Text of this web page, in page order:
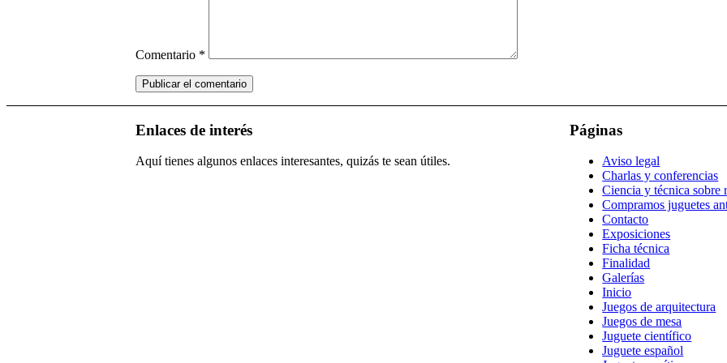
Comentario *
Enlaces de interés
Aquí tienes algunos enlaces interesantes, quizás te sean útiles.
Páginas
Aviso legal
Charlas y conferencias
Ciencia y técnica sobre
Compramos juguetes
Contacto
Exposiciones
Ficha técnica
Finalidad
Galerías
Inicio
Juegos de arquitectura
Juegos de mesa
Juguete científico
Juguete español